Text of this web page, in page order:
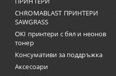
CHROMABLAST ПРИНТЕРИ
SAWGRASS
OKI принтери с бял и неонов
тонер
Консумативи за поддръжка
Аксесоари